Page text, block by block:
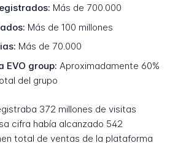
Más de 700.000
Más de 100 millones
Más de 70.000
EVO group: Aproximadamente 60%
del grupo
372 millones de visitas
cifra había alcanzado 542
total de ventas de la plataforma